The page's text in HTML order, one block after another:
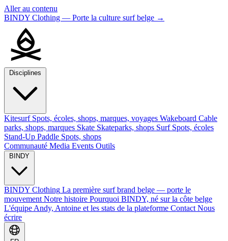
Aller au contenu
BINDY Clothing — Porte la culture surf belge →
Kitesurf Spots, écoles, shops, marques, voyages Wakeboard Cable
parks, shops, marques Skate Skateparks, shops Surf Spots, écoles
Stand-Up Paddle Spots, shops
Communauté Media Events Outils
BINDY Clothing La première surf brand belge — porte le
mouvement Notre histoire Pourquoi BINDY, né sur la côte belge
L'équipe Andy, Antoine et les stats de la plateforme Contact Nous
écrire